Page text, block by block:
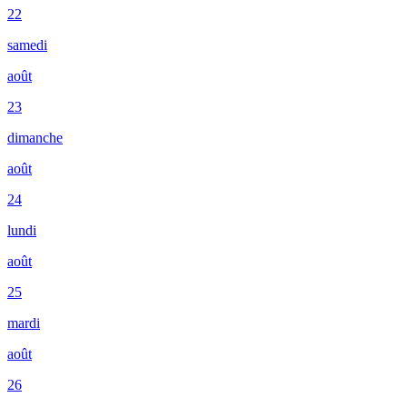
22
samedi
août
23
dimanche
août
24
lundi
août
25
mardi
août
26